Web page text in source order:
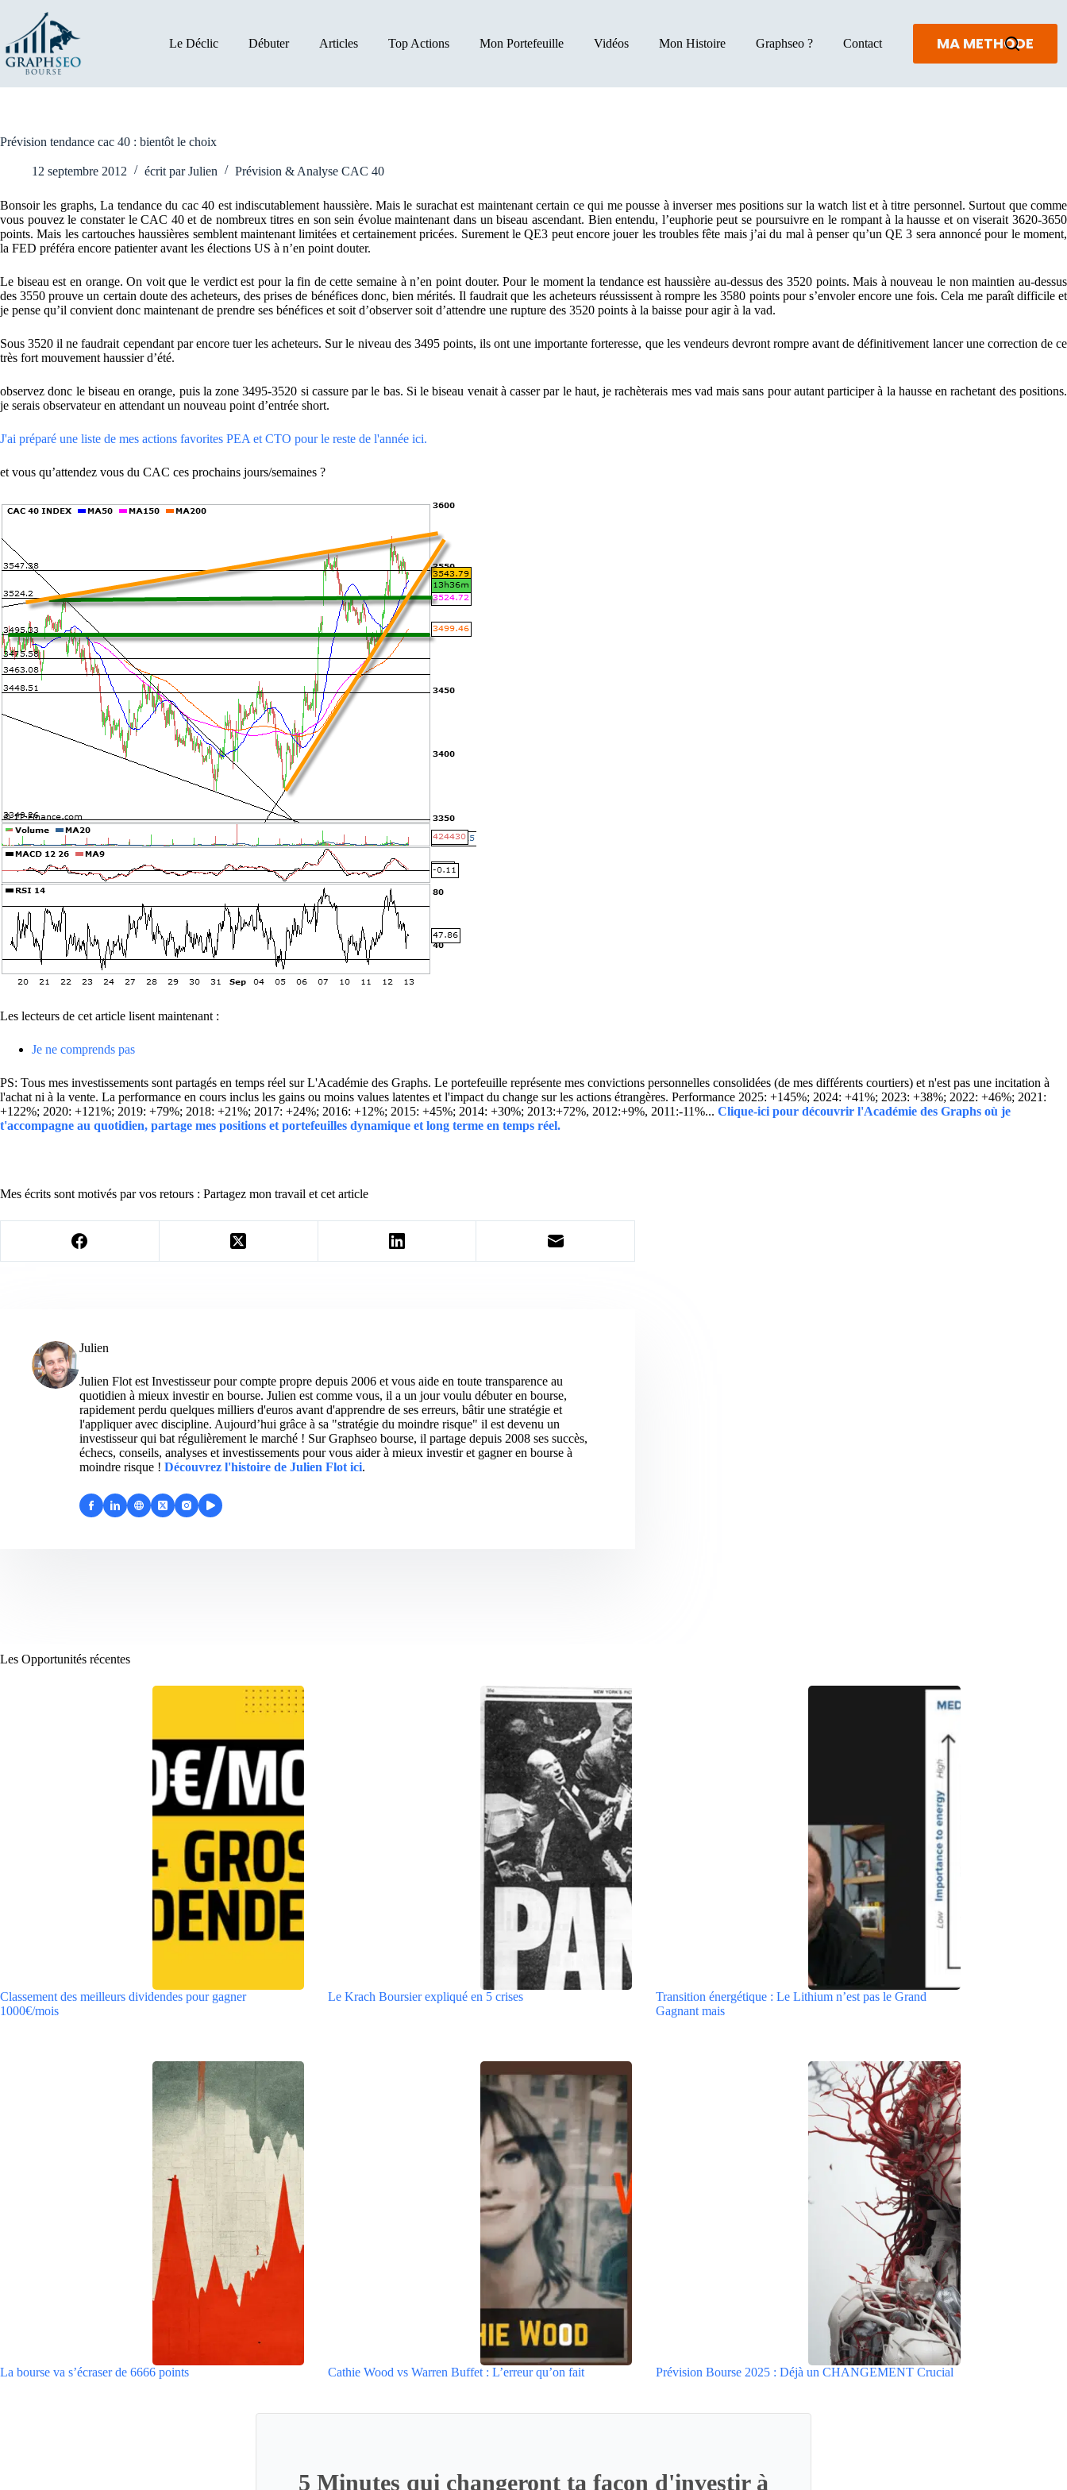
contenu
Le Déclic Débuter Articles Top Actions Mon Portefeuille Vidéos Mon Histoire Graphseo ? Contact MA METHODE
Prévision tendance cac 40 : bientôt le choix
12 septembre 2012 écrit par Julien Prévision & Analyse CAC 40
Bonsoir les graphs, La tendance du cac 40 est indiscutablement haussière. Mais le surachat est maintenant certain ce qui me pousse à inverser mes positions sur la watch list et à titre personnel. Surtout que comme
vous pouvez le constater le CAC 40 et de nombreux titres en son sein évolue maintenant dans un biseau ascendant. Bien entendu, l’euphorie peut se poursuivre en le rompant à la hausse et on viserait 3620-3650
points. Mais les cartouches haussières semblent maintenant limitées et certainement pricées. Surement le QE3 peut encore jouer les troubles fête mais j’ai du mal à penser qu’un QE 3 sera annoncé pour le moment,
la FED préféra encore patienter avant les élections US à n’en point douter.
Le biseau est en orange. On voit que le verdict est pour la fin de cette semaine à n’en point douter. Pour le moment la tendance est haussière au-dessus des 3520 points. Mais à nouveau le non maintien au-dessus
des 3550 prouve un certain doute des acheteurs, des prises de bénéfices donc, bien mérités. Il faudrait que les acheteurs réussissent à rompre les 3580 points pour s’envoler encore une fois. Cela me paraît difficile et
je pense qu’il convient donc maintenant de prendre ses bénéfices et soit d’observer soit d’attendre une rupture des 3520 points à la baisse pour agir à la vad.
Sous 3520 il ne faudrait cependant par encore tuer les acheteurs. Sur le niveau des 3495 points, ils ont une importante forteresse, que les vendeurs devront rompre avant de définitivement lancer une correction de ce
très fort mouvement haussier d’été.
observez donc le biseau en orange, puis la zone 3495-3520 si cassure par le bas. Si le biseau venait à casser par le haut, je rachèterais mes vad mais sans pour autant participer à la hausse en rachetant des positions.
je serais observateur en attendant un nouveau point d’entrée short.
J'ai préparé une liste de mes actions favorites PEA et CTO pour le reste de l'année ici.
et vous qu’attendez vous du CAC ces prochains jours/semaines ?
Les lecteurs de cet article lisent maintenant :
Je ne comprends pas
PS: Tous mes investissements sont partagés en temps réel sur L'Académie des Graphs. Le portefeuille représente mes convictions personnelles consolidées (de mes différents courtiers) et n'est pas une incitation à
l'achat ni à la vente. La performance en cours inclus les gains ou moins values latentes et l'impact du change sur les actions étrangères. Performance 2025: +145%; 2024: +41%; 2023: +38%; 2022: +46%; 2021:
+122%; 2020: +121%; 2019: +79%; 2018: +21%; 2017: +24%; 2016: +12%; 2015: +45%; 2014: +30%; 2013:+72%, 2012:+9%, 2011:-11%... Clique-ici pour découvrir l'Académie des Graphs où je
t'accompagne au quotidien, partage mes positions et portefeuilles dynamique et long terme en temps réel.
Mes écrits sont motivés par vos retours : Partagez mon travail et cet article
Julien
Julien Flot est Investisseur pour compte propre depuis 2006 et vous aide en toute transparence au
quotidien à mieux investir en bourse. Julien est comme vous, il a un jour voulu débuter en bourse,
rapidement perdu quelques milliers d'euros avant d'apprendre de ses erreurs, bâtir une stratégie et
l'appliquer avec discipline. Aujourd’hui grâce à sa "stratégie du moindre risque" il est devenu un
investisseur qui bat régulièrement le marché ! Sur Graphseo bourse, il partage depuis 2008 ses succès,
échecs, conseils, analyses et investissements pour vous aider à mieux investir et gagner en bourse à
moindre risque ! Découvrez l'histoire de Julien Flot ici.
Les Opportunités récentes
Classement des meilleurs dividendes pour gagner
1000€/mois
Le Krach Boursier expliqué en 5 crises
Transition énergétique : Le Lithium n’est pas le Grand
Gagnant mais
La bourse va s’écraser de 6666 points Cathie Wood vs Warren Buffet : L’erreur qu’on fait Prévision Bourse 2025 : Déjà un CHANGEMENT Crucial
5 Minutes qui changeront ta façon d'investir à